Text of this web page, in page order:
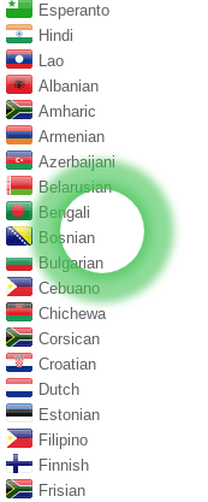
Esperanto
Hindi
Lao
Albanian
Amharic
Armenian
Azerbaijani
Belarusian
Bengali
Bosnian
Bulgarian
Cebuano
Chichewa
Corsican
Croatian
Dutch
Estonian
Filipino
Finnish
Frisian